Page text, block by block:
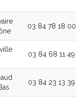
03 84 78 18 00
03 84 68 11 49
03 84 23 13 39